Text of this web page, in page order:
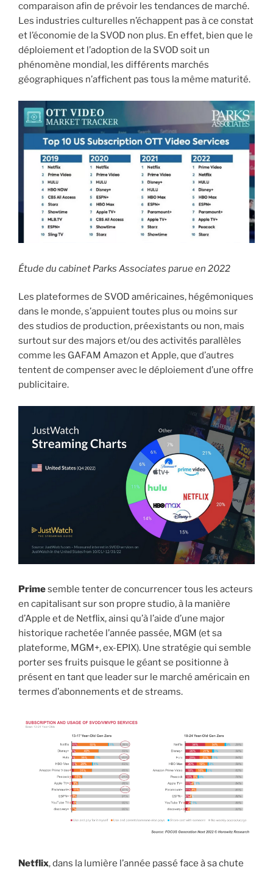
comparaison afin de prévoir les tendances de marché.
Les industries culturelles n’échappent pas à ce constat
et l’économie de la SVOD non plus. En effet, bien que le
déploiement et l’adoption de la SVOD soit un
phénomène mondial, les différents marchés
géographiques n’affichent pas tous la même maturité.
Étude du cabinet Parks Associates parue en 2022
Les plateformes de SVOD américaines, hégémoniques
dans le monde, s’appuient toutes plus ou moins sur
des studios de production, préexistants ou non, mais
surtout sur des majors et/ou des activités parallèles
comme les GAFAM Amazon et Apple, que d’autres
tentent de compenser avec le déploiement d’une offre
publicitaire.
Primesemble tenter de concurrencer tous les acteurs
en capitalisant sur son propre studio, à la manière
d’Apple et de Netflix, ainsi qu’à l’aide d’une major
historique rachetée l’année passée, MGM (et sa
plateforme, MGM+, ex-EPIX). Une stratégie qui semble
porter ses fruits puisque le géant se positionne à
présent en tant que leader sur le marché américain en
termes d’abonnements et de streams.
Netflix, dans la lumière l’année passé face à sa chute